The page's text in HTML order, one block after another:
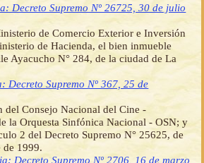
Decreto Supremo Nº 26725, 30 de julio
de Comercio Exterior e Inversión
de Hacienda, el bien inmueble
Ayacucho N° 284, de la ciudad de La
Decreto Supremo Nº 367, 25 de
del Consejo Nacional del Cine -
la Orquesta Sinfónica Nacional - OSN; y
2 del Decreto Supremo N° 25625, de
de 1999.
Decreto Supremo Nº 2706, 16 de marzo